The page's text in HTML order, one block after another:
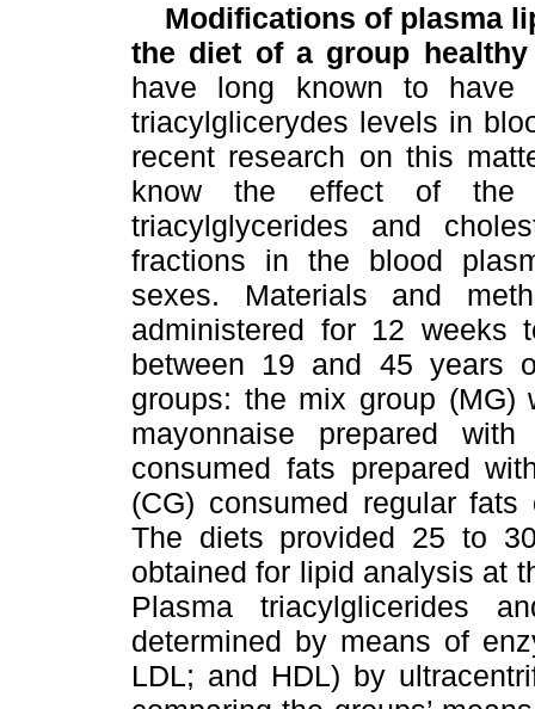
Modifications of plasma
the diet of a group
have long known to have
triacylglicerydes levels in
recent research on this
know the effect of the
triacylglycerides and
fractions in the blood
sexes. Materials and
administered for 12 weeks
between 19 and 45 years
groups: the mix group (MG)
mayonnaise prepared
consumed fats prepared
(CG) consumed regular
The diets provided 25 to
obtained for lipid analysis at
Plasma triacylglicerides
determined by means of
LDL; and HDL) by